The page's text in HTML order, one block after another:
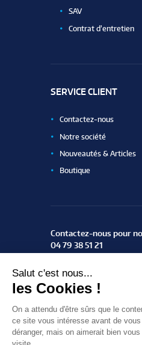
SAV
Contrat d’entretien
SERVICE CLIENT
Contactez-nous
Notre société
Nouveautés & Articles
Boutique
Contactez-nous pour
04 79 38 51 21
ZAC du Rotey
73460 Notre Dame des
Trouvez-nous